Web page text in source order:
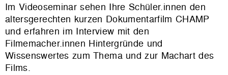
Im Videoseminar sehen Ihre Schüler.innen den
altersgerechten kurzen Dokumentarfilm CHAMP
und erfahren im Interview mit den
Filmemacher.innen Hintergründe und
Wissenswertes zum Thema und zur Machart des
Films.